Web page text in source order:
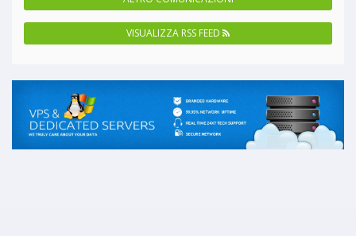
VISUALIZZA RSS FEED